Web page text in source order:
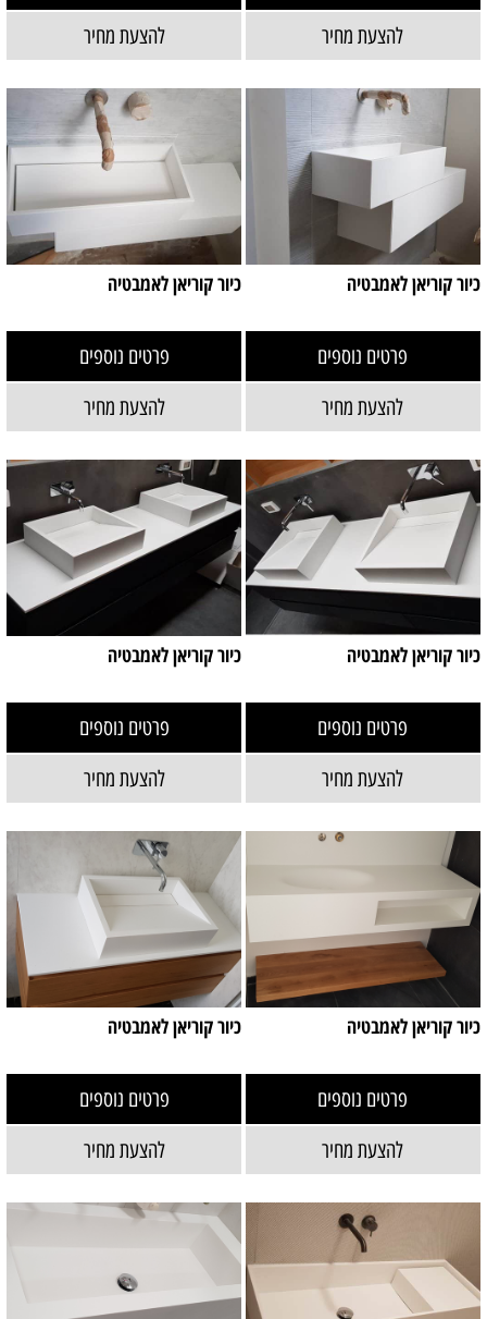
להצעת מחיר
להצעת מחיר
כיור קוריאן לאמבטיה
פרטים נוספים
להצעת מחיר
כיור קוריאן לאמבטיה
פרטים נוספים
להצעת מחיר
כיור קוריאן לאמבטיה
פרטים נוספים
להצעת מחיר
כיור קוריאן לאמבטיה
פרטים נוספים
להצעת מחיר
כיור קוריאן לאמבטיה
פרטים נוספים
להצעת מחיר
כיור קוריאן לאמבטיה
פרטים נוספים
להצעת מחיר